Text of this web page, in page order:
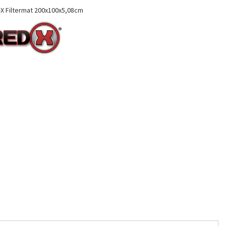
Filtermat 200x100x5,08cm